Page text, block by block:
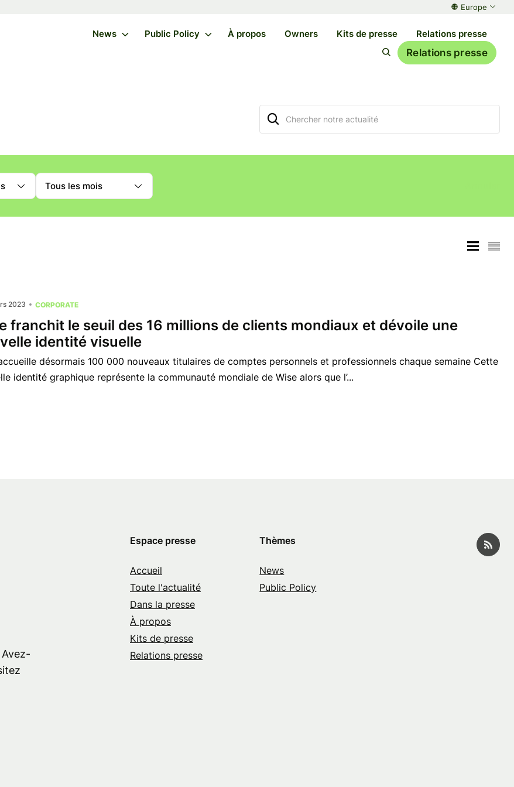
Europe
News Public Policy À propos Owners Kits de presse Relations presse
Relations presse
Tous les mois
2023 CORPORATE
franchit le seuil des 16 millions de clients mondiaux et dévoile une
identité visuelle
désormais 100 000 nouveaux titulaires de comptes personnels et professionnels chaque semaine Cette
identité graphique représente la communauté mondiale de Wise alors que l’...
Espace presse
Accueil
Toute l'actualité
Dans la presse
À propos
Kits de presse
Relations presse
Thèmes
News
Public Policy